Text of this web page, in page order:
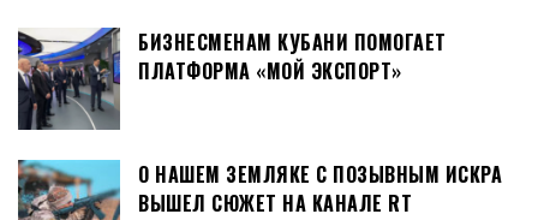
БИЗНЕСМЕНАМ КУБАНИ ПОМОГАЕТ
ПЛАТФОРМА «МОЙ ЭКСПОРТ»
О НАШЕМ ЗЕМЛЯКЕ С ПОЗЫВНЫМ ИСКРА
ВЫШЕЛ СЮЖЕТ НА КАНАЛЕ RT